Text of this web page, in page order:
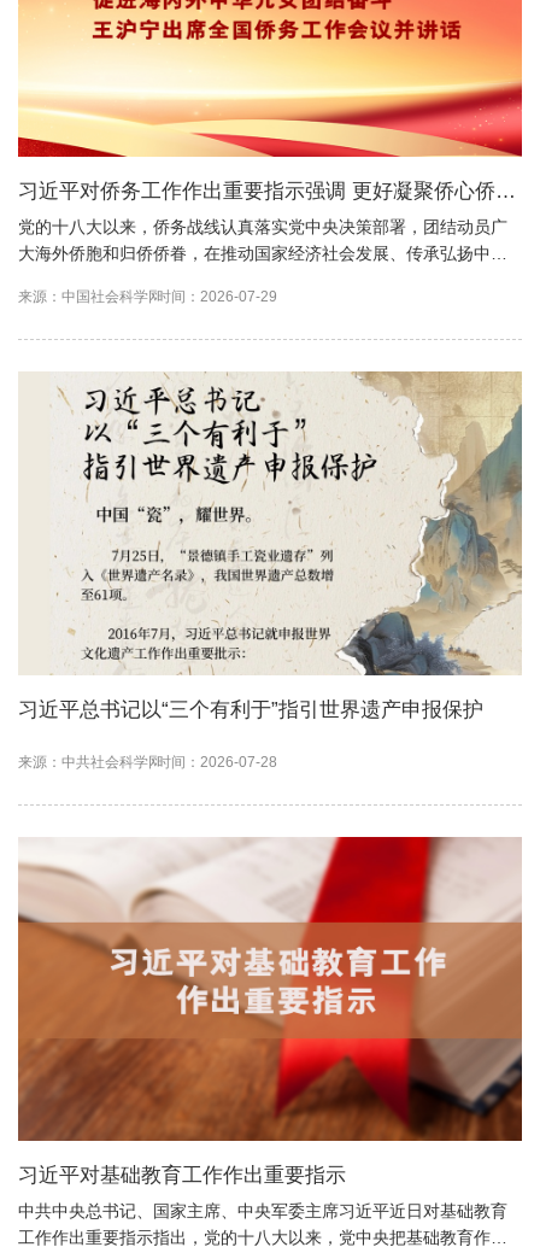
习近平对侨务工作作出重要指示强调 更好凝聚侨心侨力
促进海内外中华儿女团结奋斗 王沪宁出席全国侨务工作
会议并讲话
党的十八大以来，侨务战线认真落实党中央决策部署，团结动员广
大海外侨胞和归侨侨眷，在推动国家经济社会发展、传承弘扬中华
来源：中国社会科学网时间：2026-07-29
习近平总书记以“三个有利于”指引世界遗产申报保护
来源：中共社会科学网时间：2026-07-28
习近平对基础教育工作作出重要指示
中共中央总书记、国家主席、中央军委主席习近平近日对基础教育
工作作出重要指示指出，党的十八大以来，党中央把基础教育作为